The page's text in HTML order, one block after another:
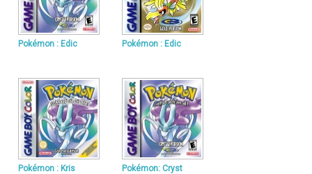
Pokémon : Edic Pokémon : Edic
Pokémon : Kris Pokémon: Cryst